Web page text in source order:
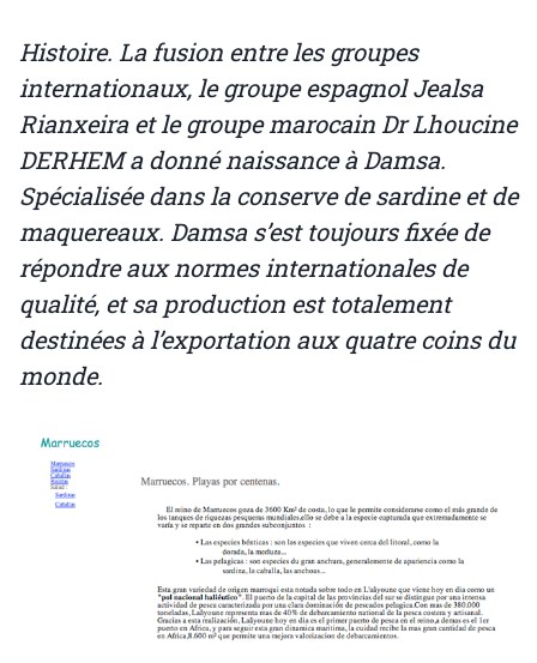
Histoire. La fusion entre les groupes
internationaux, le groupe espagnol Jealsa
Rianxeira et le groupe marocain Dr Lhoucine
DERHEM a donné naissance à Damsa.
Spécialisée dans la conserve de sardine et de
maquereaux. Damsa s’est toujours fixée de
répondre aux normes internationales de
qualité, et sa production est totalement
destinées à l’exportation aux quatre coins du
monde.